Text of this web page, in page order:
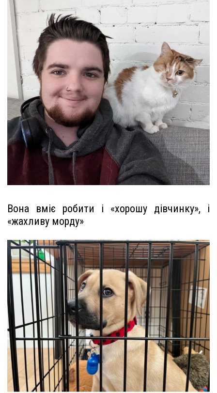
Вона вміє робити і «хорошу дівчинку», і
«жахливу морду»